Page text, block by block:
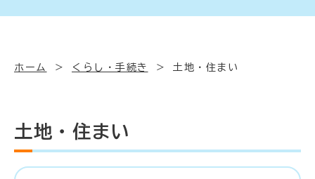
ホーム くらし・手続き 土地・住まい
土地・住まい